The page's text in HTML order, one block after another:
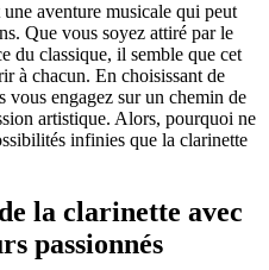
aventure musicale qui peut
Que vous soyez attiré par le
du classique, il semble que cet
à chacun. En choisissant de
vous engagez sur un chemin de
artistique. Alors, pourquoi ne
infinies que la clarinette
la clarinette avec
passionnés